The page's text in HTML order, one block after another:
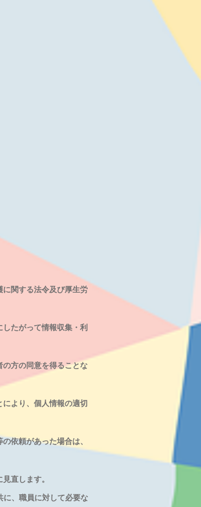
関する法令及び厚生労
たがって情報収集・利
方の同意を得ることな
より、個人情報の適切
依頼があった場合は、
直します。
、職員に対して必要な